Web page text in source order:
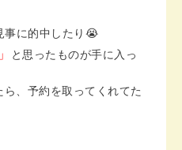
事に的中したり😭
と思ったものが手に入っ
ら、予約を取ってくれてた